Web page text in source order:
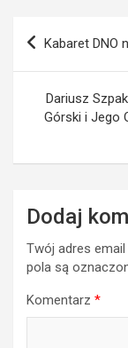
Nawigacja
Kabaret DNO
Dariusz
Górski i Jego
Dodaj
Twój adres
pola są
Komentarz *